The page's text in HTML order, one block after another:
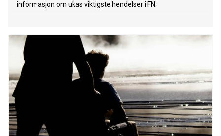
informasjon om ukas viktigste hendelser i FN.